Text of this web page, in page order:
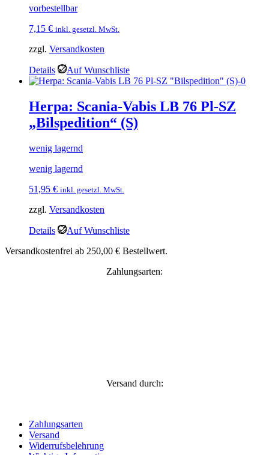
vorbestellbar
7,15 € inkl. gesetzl. MwSt.
zzgl. Versandkosten
Details Auf Wunschliste
Herpa: Scania-Vabis LB 76 Pl-SZ
„Bilspedition“ (S)
wenig lagernd
wenig lagernd
51,95 € inkl. gesetzl. MwSt.
zzgl. Versandkosten
Details
Auf Wunschliste
Versandkostenfrei ab 250,00 € Bestellwert.
Zahlungsarten:
Versand durch:
Zahlungsarten
Versand
Widerrufsbelehrung